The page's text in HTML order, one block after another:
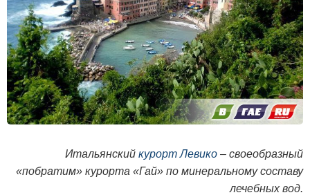
Итальянский курорт Левико – своеобразный
«побратим» курорта «Гай» по минеральному составу
лечебных вод.